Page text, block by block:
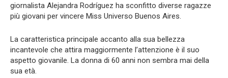
giornalista Alejandra Rodríguez ha sconfitto diverse ragazze
più giovani per vincere Miss Universo Buenos Aires.
La caratteristica principale accanto alla sua bellezza
incantevole che attira maggiormente l’attenzione è il suo
aspetto giovanile. La donna di 60 anni non sembra mai della
sua età.